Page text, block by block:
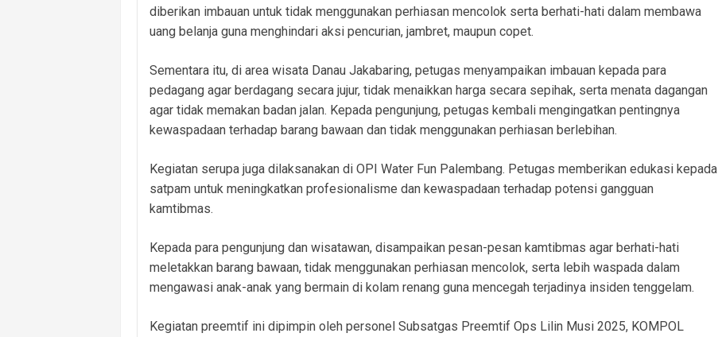
diberikan imbauan untuk tidak menggunakan perhiasan mencolok serta berhati-hati dalam membawa
uang belanja guna menghindari aksi pencurian, jambret, maupun copet.
Sementara itu, di area wisata Danau Jakabaring, petugas menyampaikan imbauan kepada para
pedagang agar berdagang secara jujur, tidak menaikkan harga secara sepihak, serta menata dagangan
agar tidak memakan badan jalan. Kepada pengunjung, petugas kembali mengingatkan pentingnya
kewaspadaan terhadap barang bawaan dan tidak menggunakan perhiasan berlebihan.
Kegiatan serupa juga dilaksanakan di OPI Water Fun Palembang. Petugas memberikan edukasi kepada
satpam untuk meningkatkan profesionalisme dan kewaspadaan terhadap potensi gangguan
kamtibmas.
Kepada para pengunjung dan wisatawan, disampaikan pesan-pesan kamtibmas agar berhati-hati
meletakkan barang bawaan, tidak menggunakan perhiasan mencolok, serta lebih waspada dalam
mengawasi anak-anak yang bermain di kolam renang guna mencegah terjadinya insiden tenggelam.
Kegiatan preemtif ini dipimpin oleh personel Subsatgas Preemtif Ops Lilin Musi 2025, KOMPOL